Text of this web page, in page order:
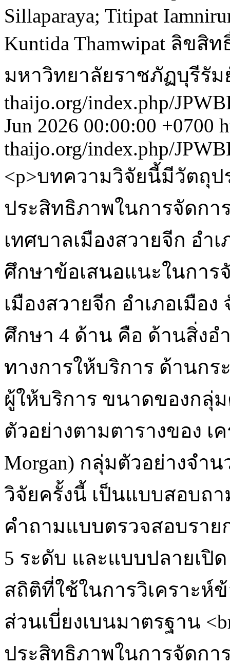
Sillaparaya; Titipat
Kuntida Thamwipat ลิขสิท
มหาวิทยาลัยราชภัฏบุรีรั
thaijo.org/index.php/
Jun 2026 00:00:00 +0700
thaijo.org/index.php/
<p>บทความวิจัยนี้มีวัตถุป
ประสิทธิภาพในการจัดกา
เทศบาลเมืองสวายจีก อำ
ศึกษาข้อเสนอแนะในการ
เมืองสวายจีก อำเภอเมือ
ศึกษา 4 ด้าน คือ ด้านสิ่ง
ทางการให้บริการ ด้านก
ผู้ให้บริการ ขนาดของกลุ่
ตัวอย่างตามตารางของ เ
Morgan) กลุ่มตัวอย่างจำ
วิจัยครั้งนี้ เป็นแบบสอบถ
คำถามแบบตรวจสอบรา
5 ระดับ และแบบปลายเปิ
สถิติที่ใช้ในการวิเคราะห์
ส่วนเบี่ยงเบนมาตรฐาน
ประสิทธิภาพในการจัดกา